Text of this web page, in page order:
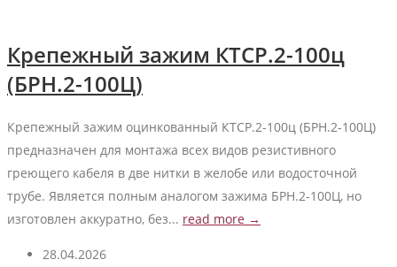
Крепежный зажим КТСР.2-100ц
(БРН.2-100Ц)
Крепежный зажим оцинкованный КТСР.2-100ц (БРН.2-100Ц)
предназначен для монтажа всех видов резистивного
греющего кабеля в две нитки в желобе или водосточной
трубе. Является полным аналогом зажима БРН.2-100Ц, но
изготовлен аккуратно, без... read more →
28.04.2026